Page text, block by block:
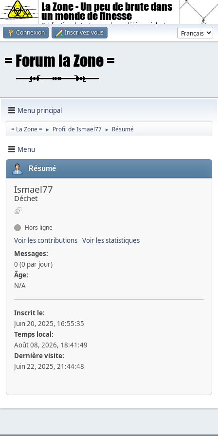
La Zone - Un peu de brute dans
un monde de finesse
Publication de textes sombres, débiles, violents.
Connexion
Inscrivez-vous
Menu principal
= La Zone = ► Profil de Ismael77 ► Résumé
Menu
Résumé
Ismael77
Déchet
Hors ligne
Voir les contributions Voir les statistiques
Messages:
0 (0 par jour)
Âge:
N/A
Inscrit le:
Juin 20, 2025, 16:55:35
Temps local:
Août 08, 2026, 18:41:49
Dernière visite:
Juin 22, 2025, 21:44:48